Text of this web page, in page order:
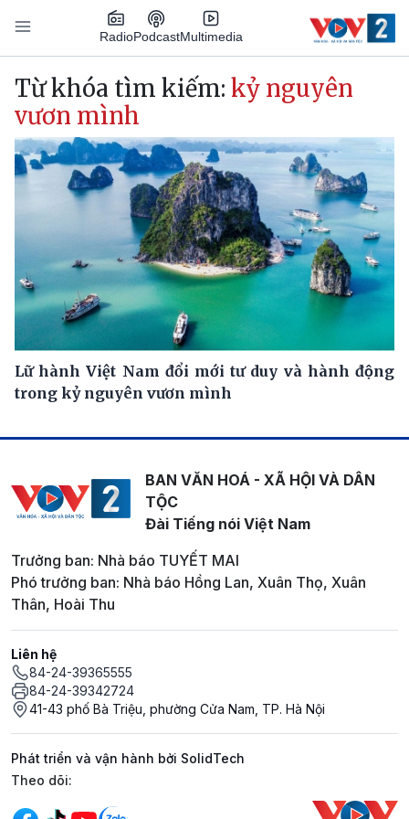
Nhảy đến nội dung
RadioPodcastMultimedia
Main navigation
Từ khóa tìm kiếm: kỷ nguyên
vươn mình
Lữ hành Việt Nam đổi mới tư duy và hành động
trong kỷ nguyên vươn mình
BAN VĂN HOÁ - XÃ HỘI VÀ DÂN
TỘC
Đài Tiếng nói Việt Nam
Trưởng ban: Nhà báo TUYẾT MAI
Phó trưởng ban: Nhà báo Hồng Lan, Xuân Thọ, Xuân
Thân, Hoài Thu
Liên hệ
84-24-39365555
84-24-39342724
41-43 phố Bà Triệu, phường Cửa Nam, TP. Hà Nội
Phát triển và vận hành bởi SolidTech
Mạng xã hội
Theo dõi: